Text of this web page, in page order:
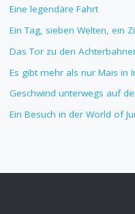
Eine legendäre Fahrt
Ein Tag, sieben Welten, ein
Das Tor zu den
Es gibt mehr als nur Mais in
Geschwind unterwegs auf
Ein Besuch in der World of